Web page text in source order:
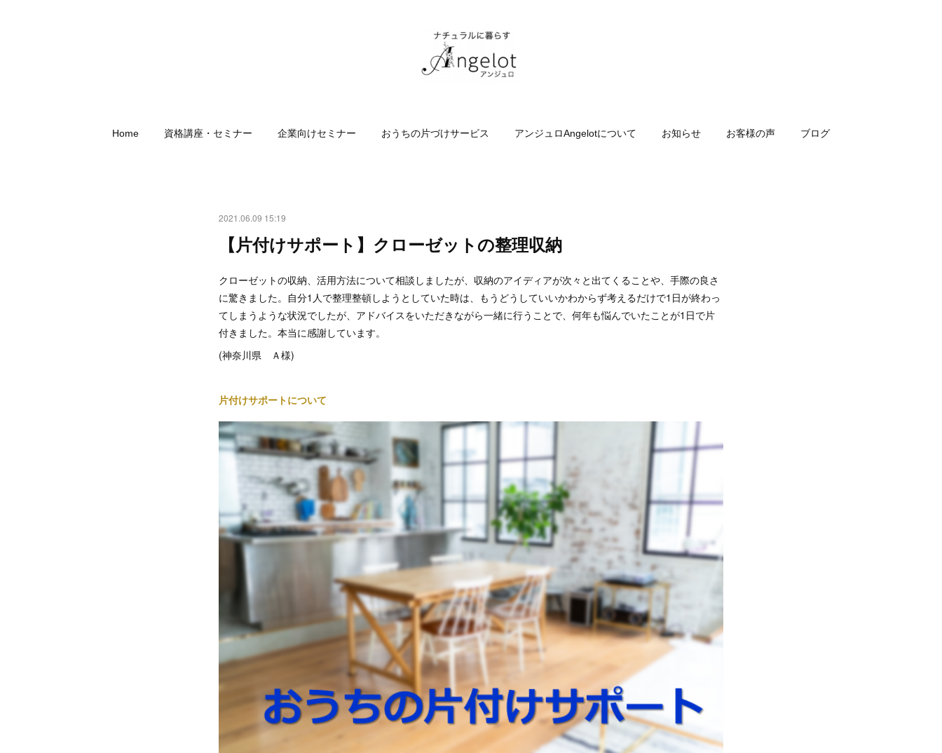
Home 資格講座・セミナー 企業向けセミナー おうちの片づけサービス アンジュロAngelotについて お知らせ お客様の声 ブログ
2021.06.09 15:19
【片付けサポート】クローゼットの整理収納
クローゼットの収納、活用方法について相談しましたが、収納のアイディアが次々と出てくることや、手際の良さ
に驚きました。自分1人で整理整頓しようとしていた時は、もうどうしていいかわからず考えるだけで1日が終わっ
てしまうような状況でしたが、アドバイスをいただきながら一緒に行うことで、何年も悩んでいたことが1日で片
付きました。本当に感謝しています。
(神奈川県 Ａ様)
片付けサポートについて